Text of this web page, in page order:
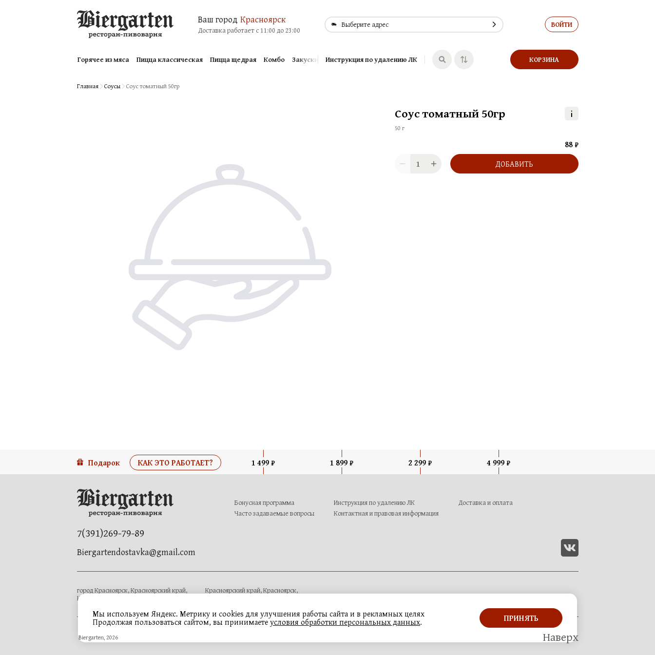
Ваш город Красноярск
Доставка работает с 11:00 до 23:00
Выберите адрес ВОЙТИ
Горячее из мяса Пицца классическая Пицца щедрая Комбо Закуски к пиву Горячие закуски Ассорти горячих блюд Салаты Супы Горячее из рыбы
Инструкция по удалению ЛК КОРЗИНА
Главная Соусы Соус томатный 50гр
Соус томатный 50гр
50 г
88 ₽
1
ДОБАВИТЬ
Подарок КАК ЭТО РАБОТАЕТ? 1 499 ₽ 1 899 ₽ 2 299 ₽ 4 999 ₽
7(391)269-79-89
Biergartendostavka@gmail.com
Бонусная программа Инструкция по удалению ЛК
Доставка и оплата
Часто задаваемые вопросы
Контактная и правовая информация
город Красноярск, Красноярский край,
Красноярск, 43, улица Елены Стасовой
Красноярский край, Красноярск,
Biergarten, 2026 Наверх
Мы используем Яндекс. Метрику и cookies для улучшения работы сайта и в рекламных целях
Продолжая пользоваться сайтом, вы принимаетеусловия обработки персональных данных. ПРИНЯТЬ